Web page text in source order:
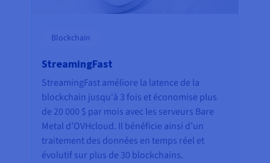
Blockchain
StreamingFast
StreamingFast améliore la latence de la
blockchain jusqu'à 3 fois et économise plus
de 20 000 $ par mois avec les serveurs Bare
Metal d’OVHcloud. Il bénéficie ainsi d’un
traitement des données en temps réel et
évolutif sur plus de 30 blockchains.